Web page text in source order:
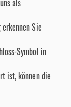
Sie
Symbol in
ist, können die